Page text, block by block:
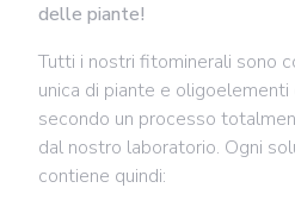
delle piante!
Tutti i nostri fitominerali sono
unica di piante e oligoelementi
secondo un processo
dal nostro laboratorio. Ogni
contiene quindi: